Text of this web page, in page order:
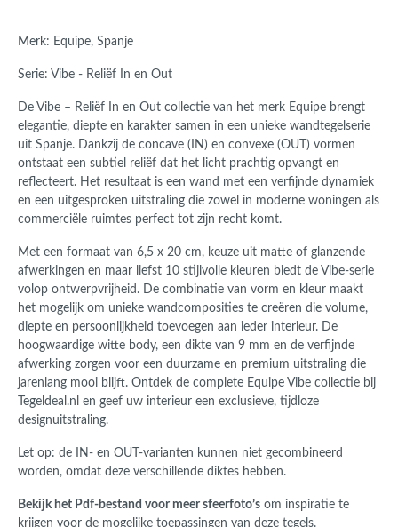
Merk: Equipe, Spanje
Serie: Vibe - Reliëf In en Out
De Vibe – Reliëf In en Out collectie van het merk Equipe brengt
elegantie, diepte en karakter samen in een unieke wandtegelserie
uit Spanje. Dankzij de concave (IN) en convexe (OUT) vormen
ontstaat een subtiel reliëf dat het licht prachtig opvangt en
reflecteert. Het resultaat is een wand met een verfijnde dynamiek
en een uitgesproken uitstraling die zowel in moderne woningen als
commerciële ruimtes perfect tot zijn recht komt.
Met een formaat van 6,5 x 20 cm, keuze uit matte of glanzende
afwerkingen en maar liefst 10 stijlvolle kleuren biedt de Vibe-serie
volop ontwerpvrijheid. De combinatie van vorm en kleur maakt
het mogelijk om unieke wandcomposities te creëren die volume,
diepte en persoonlijkheid toevoegen aan ieder interieur. De
hoogwaardige witte body, een dikte van 9 mm en de verfijnde
afwerking zorgen voor een duurzame en premium uitstraling die
jarenlang mooi blijft. Ontdek de complete Equipe Vibe collectie bij
Tegeldeal.nl en geef uw interieur een exclusieve, tijdloze
designuitstraling.
Let op: de IN- en OUT-varianten kunnen niet gecombineerd
worden, omdat deze verschillende diktes hebben.
Bekijk het Pdf-bestand voor meer sfeerfoto’s om inspiratie te
krijgen voor de mogelijke toepassingen van deze tegels.